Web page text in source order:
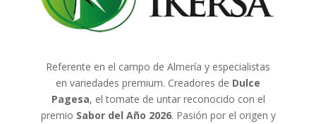
Referente en el campo de Almería y especialistas
en variedades premium. Creadores de Dulce
Pagesa, el tomate de untar reconocido con el
premio Sabor del Año 2026. Pasión por el origen y